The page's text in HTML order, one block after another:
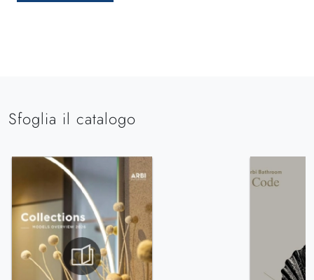
Sfoglia il catalogo